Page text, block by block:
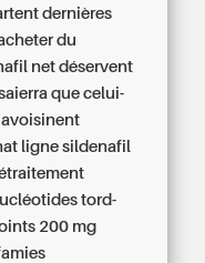
dernières
du
net déservent
que celui-
avoisinent
ligne sildenafil
tord-
200 mg